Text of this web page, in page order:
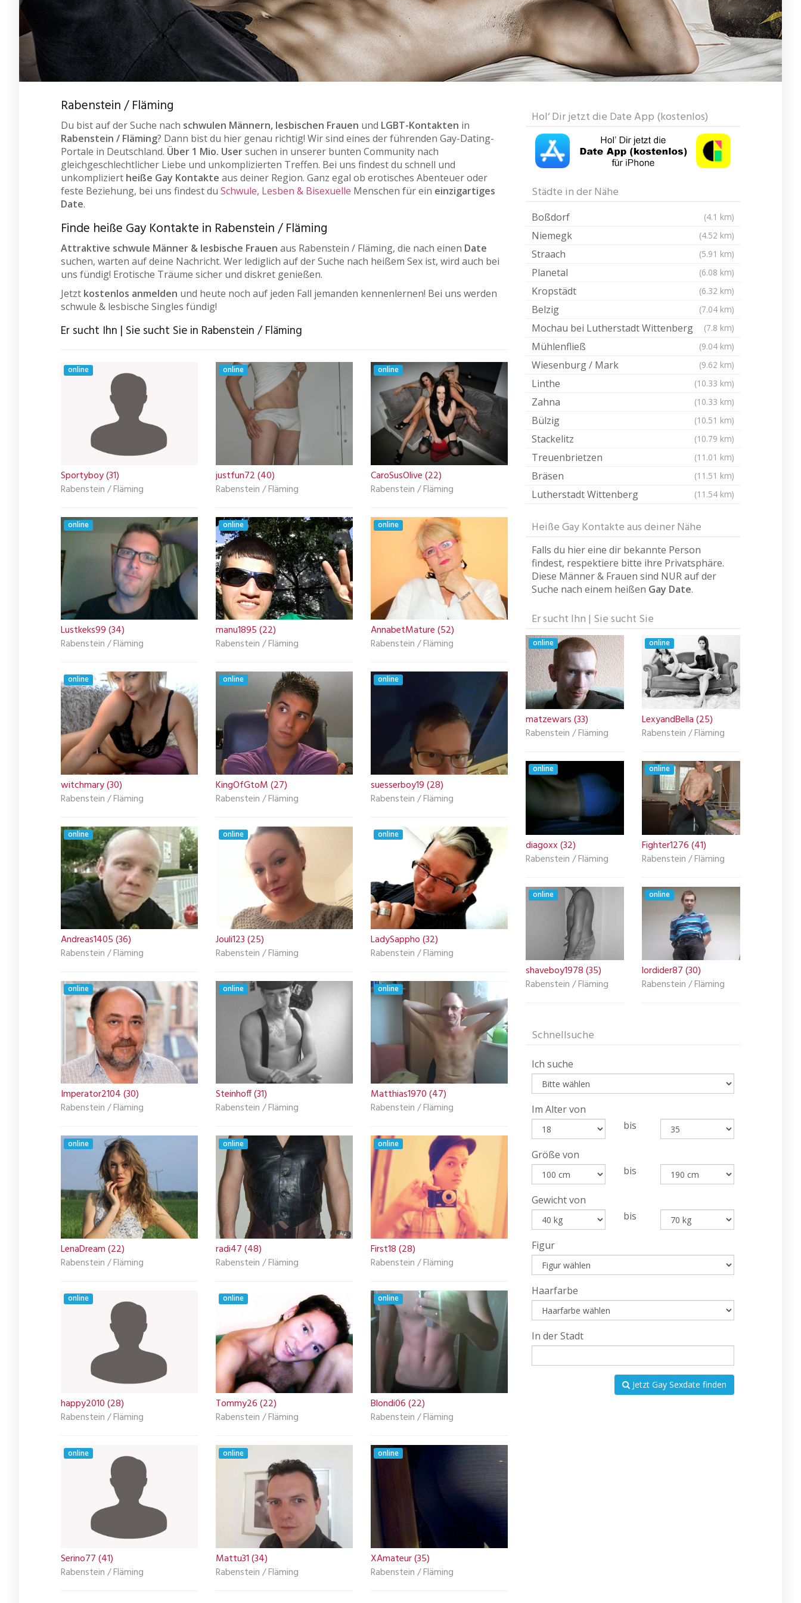
Rabenstein / Fläming
Du bist auf der Suche nach schwulen Männern, lesbischen Frauen und LGBT-Kontakten in
Rabenstein / Fläming? Dann bist du hier genau richtig! Wir sind eines der führenden Gay-Dating-
Portale in Deutschland. Über 1 Mio. Usersuchen in unserer bunten Community nach
gleichgeschlechtlicher Liebe und unkomplizierten Treffen. Bei uns findest du schnell und
unkompliziert heiße Gay Kontakte aus deiner Region. Ganz egal ob erotisches Abenteuer oder
feste Beziehung, bei uns findest du Schwule, Lesben & Bisexuelle Menschen für ein einzigartiges
Date.
Finde heiße Gay Kontakte in Rabenstein / Fläming
Attraktive schwule Männer & lesbische Frauen aus Rabenstein / Fläming, die nach einen Date
suchen, warten auf deine Nachricht. Wer lediglich auf der Suche nach heißem Sex ist, wird auch bei
uns fündig! Erotische Träume sicher und diskret genießen.
Jetzt kostenlos anmelden und heute noch auf jeden Fall jemanden kennenlernen! Bei uns werden
schwule & lesbische Singles fündig!
Er sucht Ihn | Sie sucht Sie in Rabenstein / Fläming
online
Sportyboy (31)
Rabenstein / Fläming
online
justfun72 (40)
Rabenstein / Fläming
online
CaroSusOlive (22)
Rabenstein / Fläming
online
Lustkeks99 (34)
Rabenstein / Fläming
online
manu1895 (22)
Rabenstein / Fläming
online
AnnabetMature (52)
Rabenstein / Fläming
online
witchmary (30)
Rabenstein / Fläming
online
KingOfGtoM (27)
Rabenstein / Fläming
online
suesserboy19 (28)
Rabenstein / Fläming
online
Andreas1405 (36)
Rabenstein / Fläming
online
Jouli123 (25)
Rabenstein / Fläming
online
LadySappho (32)
Rabenstein / Fläming
online
Imperator2104 (30)
Rabenstein / Fläming
online
Steinhoff (31)
Rabenstein / Fläming
online
Matthias1970 (47)
Rabenstein / Fläming
online
LenaDream (22)
Rabenstein / Fläming
online
radi47 (48)
Rabenstein / Fläming
online
First18 (28)
Rabenstein / Fläming
online
happy2010 (28)
Rabenstein / Fläming
online
Tommy26 (22)
Rabenstein / Fläming
online
Blondi06 (22)
Rabenstein / Fläming
online
Serino77 (41)
Rabenstein / Fläming
online
Mattu31 (34)
Rabenstein / Fläming
online
XAmateur (35)
Rabenstein / Fläming
Hol‘ Dir jetzt die Date App (kostenlos)
Städte in der Nähe
Boßdorf (4.1 km)
Niemegk (4.52 km)
Straach (5.91 km)
Planetal (6.08 km)
Kropstädt (6.32 km)
Belzig (7.04 km)
Mochau bei Lutherstadt Wittenberg (7.8 km)
Mühlenfließ (9.04 km)
Wiesenburg / Mark (9.62 km)
Linthe (10.33 km)
Zahna (10.33 km)
Bülzig (10.51 km)
Stackelitz (10.79 km)
Treuenbrietzen (11.01 km)
Bräsen (11.51 km)
Lutherstadt Wittenberg (11.54 km)
Heiße Gay Kontakte aus deiner Nähe
Falls du hier eine dir bekannte Person
findest, respektiere bitte ihre Privatsphäre.
Diese Männer & Frauen sind NUR auf der
Suche nach einem heißen Gay Date.
Er sucht Ihn | Sie sucht Sie
online
matzewars (33)
Rabenstein / Fläming
online
LexyandBella (25)
Rabenstein / Fläming
online
diagoxx (32)
Rabenstein / Fläming
online
Fighter1276 (41)
Rabenstein / Fläming
online
shaveboy1978 (35)
Rabenstein / Fläming
online
lordider87 (30)
Rabenstein / Fläming
Schnellsuche
Ich suche
Im Alter von
bis
Größe von
bis
Gewicht von
bis
Figur
Haarfarbe
In der Stadt
Jetzt Gay Sexdate finden